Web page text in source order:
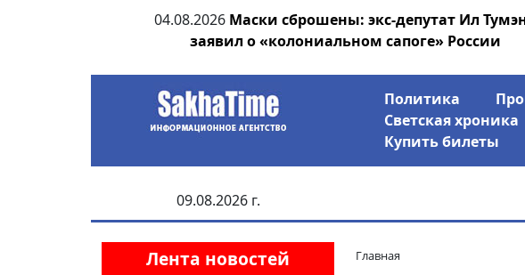
04.08.2026 Маски сброшены: экс-депутат Ил
заявил о «колониальном сапоге» России
Политика
Светская хроника
Купить билеты
09.08.2026 г.
Лента новостей Главная